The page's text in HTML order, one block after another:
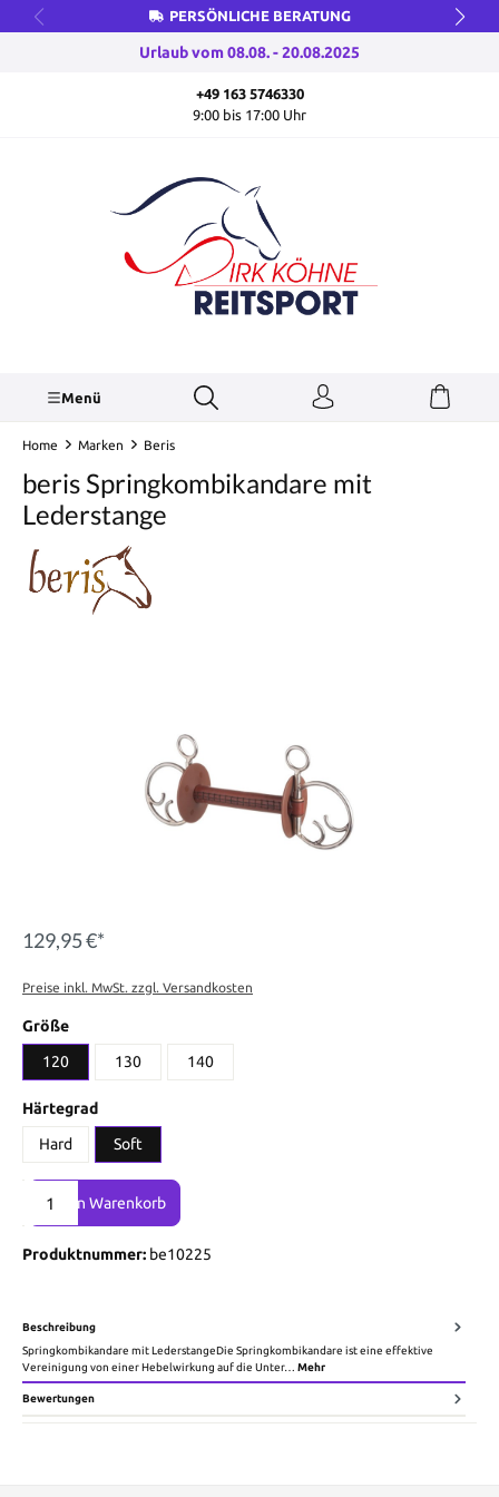
springen PERSÖNLICHE BERATUNG
Urlaub vom 08.08. - 20.08.2025
+49 163 5746330
9:00 bis 17:00 Uhr
Menü
Home Marken Beris
beris Springkombikandare mit
Lederstange
129,95 €*
Preise inkl. MwSt. zzgl. Versandkosten
Größe
120
130 140
Härtegrad
Hard
Soft
Produkt Anzahl: Gib den gewünschten Wert ein oder benutze die
In den Warenkorb
Produktnummer: be10225
Beschreibung
Springkombikandare mit LederstangeDie Springkombikandare ist eine effektive
Vereinigung von einer Hebelwirkung auf die Unter… Mehr
Bewertungen